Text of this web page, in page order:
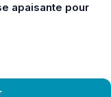
apaisante pour